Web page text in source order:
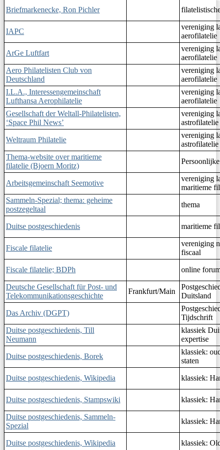
Briefmarkenecke, Ron Pichler
IAPC
vereniging
aerofilatelie
ArGe Luftfart
vereniging
aerofilatelie
Aero Philatelisten Club von
Deutschland
vereniging
aerofilatelie
I.L.A., Interessengemeinschaft
Lufthansa Aerophilatelie
vereniging
aerofilatelie
Gesellschaft der Weltall-Philatelisten,
‘Space Phil News’
vereniging
astrofilatelie
Weltraum Philatelie
vereniging
astrofilatelie
Thema-website over maritieme
filatelie (Bjoern Moritz)
Arbeitsgemeinschaft Seemotive
vereniging
maritieme
Sammeln-Spezial; thema: geheime
postzegeltaal
thema
Duitse postgeschiedenis maritieme
Fiscale filatelie
vereniging
fiscaal
Fiscale filatelie; BDPh online
Deutsche Gesellschaft für Post- und
Telekommunikationsgeschichte
Frankfurt/Main
Duitsland
Das Archiv (DGPT)
Tijdschrift
Duitse postgeschiedenis, Till
Neumann
klassiek
expertise
Duitse postgeschiedenis, Borek
klassiek:
staten
Duitse postgeschiedenis, Wikipedia klassiek:
Duitse postgeschiedenis, Stampswiki klassiek:
Duitse postgeschiedenis, Sammeln-
Spezial
klassiek:
Duitse postgeschiedenis, Wikipedia klassiek: